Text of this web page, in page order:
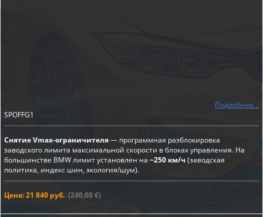
Подробнее...
SPOFFG1
Снятие Vmax-ограничителя— программная разблокировка
заводского лимита максимальной скорости в блоках управления. На
большинстве BMW лимит установлен на ~250 км/ч (заводская
политика, индекс шин, экология/шум).
Цена: 21 840 руб. (240,00 €)